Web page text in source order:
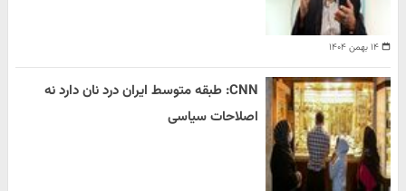
۱۴ بهمن ۱۴۰۴
CNN: طبقه متوسط ایران درد نان دارد نه
اصلاحات سیاسی